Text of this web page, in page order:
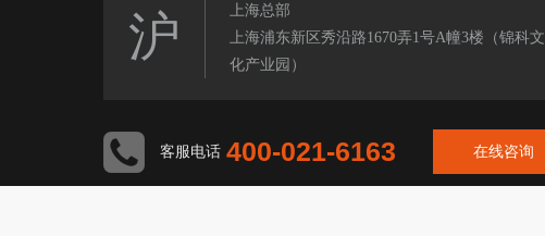
沪
上海总部
上海浦东新区秀沿路1670弄1号A幢3楼（锦科文
化产业园）
客服电话 400-021-6163 在线咨询